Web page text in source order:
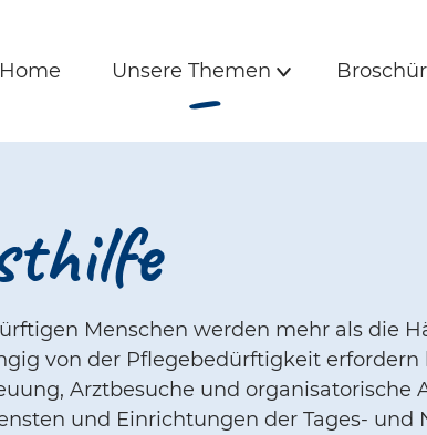
und
Hauptmenü
Home
Home Unsere Themen
Unsere Themen(Aktiv)
Untermenü
Menschen werden mehr als die
von der Pflegebedürftigkeit
Arztbesuche und organisatorische
und Einrichtungen der Tages- und